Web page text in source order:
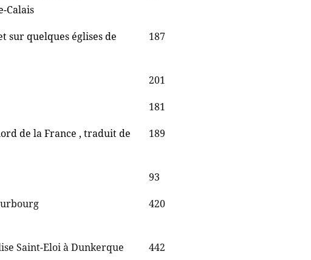
Calais
sur quelques églises de
187
201
181
de la France , traduit de
189
93
420
Saint-Eloi à Dunkerque
442